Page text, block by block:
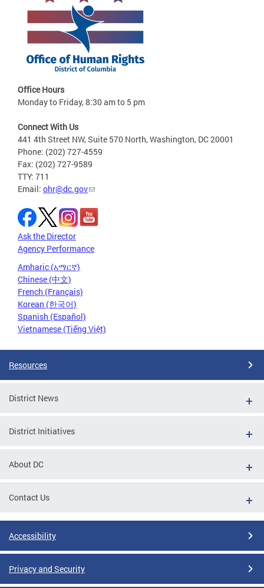
Office Hours
Monday to Friday, 8:30 am to 5 pm
Connect With Us
441 4th Street NW, Suite 570 North, Washington, DC 20001
Phone: (202) 727-4559
Fax: (202) 727-9589
TTY: 711
Email: ohr@dc.gov
Ask the Director
Agency Performance
Amharic (አማርኛ)
Chinese (中文)
French (Français)
Korean (한국어)
Spanish (Español)
Vietnamese (Tiếng Việt)
Resources
District News
District Initiatives
About DC
Contact Us
Accessibility
Privacy and Security